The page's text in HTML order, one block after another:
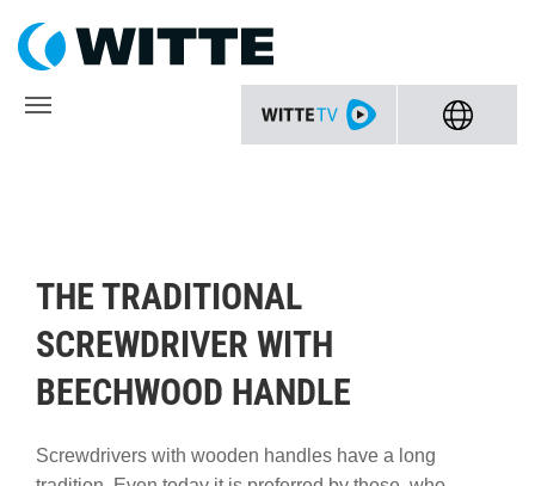
THE TRADITIONAL
SCREWDRIVER WITH
BEECHWOOD HANDLE
Screwdrivers with wooden handles have a long